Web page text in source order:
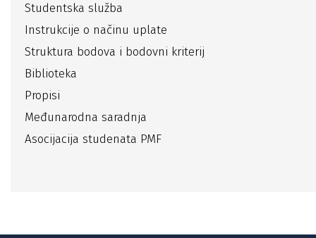
Studentska služba
Instrukcije o načinu uplate
Struktura bodova i bodovni kriterij
Biblioteka
Propisi
Međunarodna saradnja
Asocijacija studenata PMF